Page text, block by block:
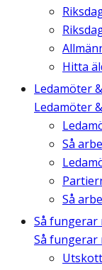
Hitta
Ledamöter
Ledamöter
Så
Så
Så fungerar
Så fungerar